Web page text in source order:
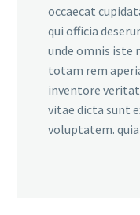
occaecat
qui officia
unde omnis iste
totam rem
inventore
vitae dicta sunt
voluptatem.